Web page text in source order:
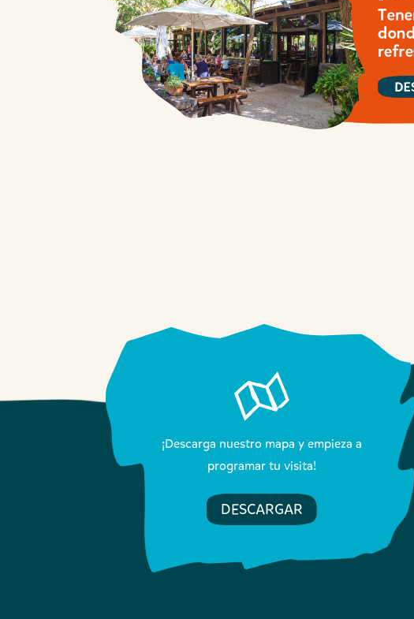
¡Descarga nuestro mapa y empieza a
programar tu visita!
DESCARGAR